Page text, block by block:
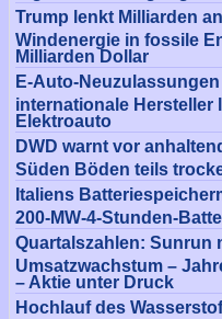
Trump lenkt Milliarden
Windenergie in fossile
Milliarden Dollar
E-Auto-
internationale Hersteller
Elektroauto
DWD warnt vor
Süden Böden teils
Italiens
200-MW-4-Stunden-
Quartalszahlen: Sunrun
Umsatzwachstum –
– Aktie unter Druck
Hochlauf des